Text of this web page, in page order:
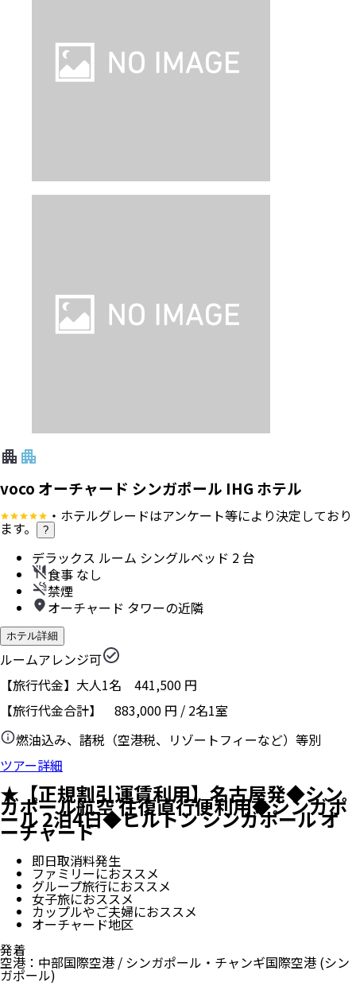
voco オーチャード シンガポール IHG ホテル
・ホテルグレードはアンケート等により決定しており
ます。 ?
デラックス ルーム シングルベッド 2 台
食事 なし
禁煙
オーチャード タワーの近隣
ホテル詳細
ルームアレンジ可
【旅行代金】大人1名 441,500 円
【旅行代金合計】 883,000 円 / 2名1室
燃油込み、諸税（空港税、リゾートフィーなど）等別
ツアー詳細
★【正規割引運賃利用】名古屋発◆シン
ガポール航空 往復直行便利用◆シンガポ
ール 2泊4日◆ヒルトン シンガポール オ
ーチャード
即日取消料発生
ファミリーにおススメ
グループ旅行におススメ
女子旅におススメ
カップルやご夫婦におススメ
オーチャード地区
発着
空港 ： 中部国際空港 / シンガポール・チャンギ国際空港 (シン
ガポール)